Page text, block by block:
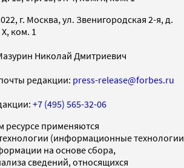
г. Москва, ул. Звенигородская 2-я, д.
ком. 1
Николай Дмитриевич
редакции: press-release@forbes.ru
+7 (495) 565-32-06
применяются
(информационные технологии
на основе сбора,
сведений, относящихся